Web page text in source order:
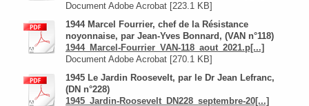
Document Adobe Acrobat [223.1 KB]
1944 Marcel Fourrier, chef de la Résistance
noyonnaise, par Jean-Yves Bonnard, (VAN n°118)
1944_Marcel-Fourrier_VAN-118_aout_2021.p[...]
Document Adobe Acrobat [270.1 KB]
1945 Le Jardin Roosevelt, par le Dr Jean Lefranc,
(DN n°228)
1945_Jardin-Roosevelt_DN228_septembre-20[...]